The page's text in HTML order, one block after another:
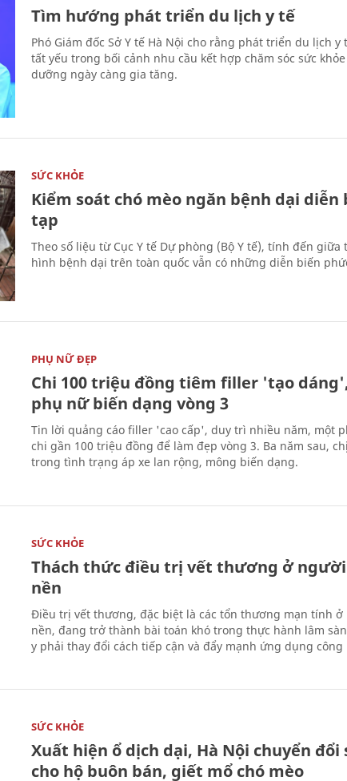
Tìm hướng phát triển du lịch y tế
Phó Giám đốc Sở Y tế Hà Nội cho rằng phát triển du lịch y
tất yếu trong bối cảnh nhu cầu kết hợp chăm sóc sức
dưỡng ngày càng gia tăng.
SỨC KHỎE
Kiểm soát chó mèo ngăn bệnh dại diễn
tạp
Theo số liệu từ Cục Y tế Dự phòng (Bộ Y tế), tính đến giữa
hình bệnh dại trên toàn quốc vẫn có những diễn biến
PHỤ NỮ ĐẸP
Chi 100 triệu đồng tiêm filler 'tạo
phụ nữ biến dạng vòng 3
Tin lời quảng cáo filler 'cao cấp', duy trì nhiều năm, một
chi gần 100 triệu đồng để làm đẹp vòng 3. Ba năm sau,
trong tình trạng áp xe lan rộng, mông biến dạng.
SỨC KHỎE
Thách thức điều trị vết thương ở người
nền
Điều trị vết thương, đặc biệt là các tổn thương mạn tính ở
nền, đang trở thành bài toán khó trong thực hành lâm
y phải thay đổi cách tiếp cận và đẩy mạnh ứng dụng
SỨC KHỎE
Xuất hiện ổ dịch dại, Hà Nội chuyển đổi
cho hộ buôn bán, giết mổ chó mèo